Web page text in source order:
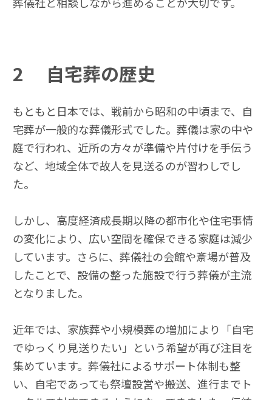
2 自宅葬の歴史
もともと日本では、戦前から昭和の中頃まで、自
宅葬が一般的な葬儀形式でした。葬儀は家の中や
庭で行われ、近所の方々が準備や片付けを手伝う
など、地域全体で故人を見送るのが習わしでし
た。
しかし、高度経済成長期以降の都市化や住宅事情
の変化により、広い空間を確保できる家庭は減少
しています。さらに、葬儀社の会館や斎場が普及
したことで、設備の整った施設で行う葬儀が主流
となりました。
近年では、家族葬や小規模葬の増加により「自宅
でゆっくり見送りたい」という希望が再び注目を
集めています。葬儀社によるサポート体制も整
い、自宅であっても祭壇設営や搬送、進行までト